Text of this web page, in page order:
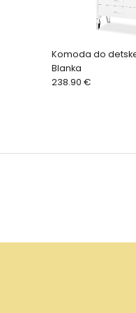
Komoda do
Blanka
238.90 €